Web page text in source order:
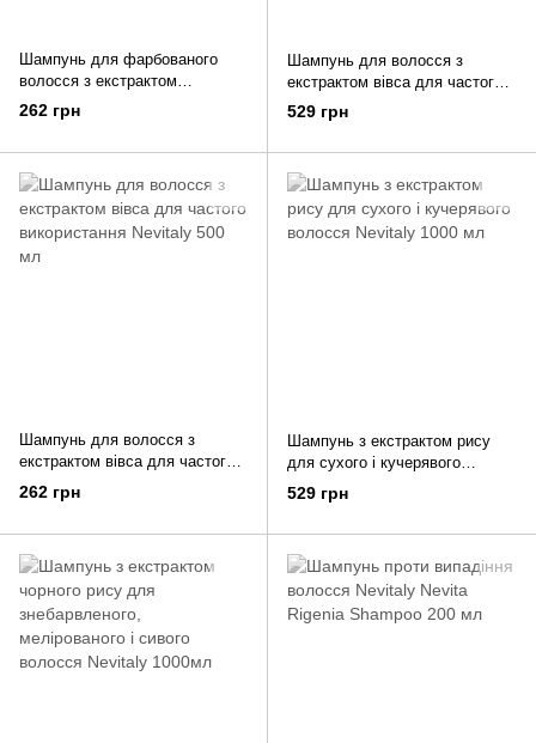
Шампунь для фарбованого
волосся з екстрактом
амаранту Nevitaly 300 мл
262 грн
Шампунь для волосся з
екстрактом вівса для частого
використання Nevitaly 1000 мл
529 грн
Шампунь для волосся з
екстрактом вівса для частого
використання Nevitaly 500 мл
262 грн
Шампунь з екстрактом рису
для сухого і кучерявого
волосся Nevitaly 1000 мл
529 грн